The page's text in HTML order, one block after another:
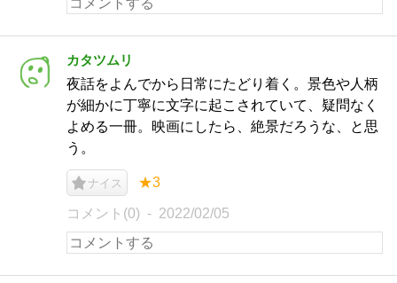
カタツムリ
夜話をよんでから日常にたどり着く。景色や人柄
が細かに丁寧に文字に起こされていて、疑問なく
よめる一冊。映画にしたら、絶景だろうな、と思
う。
ナイス ★3
コメント(0) 2022/02/05